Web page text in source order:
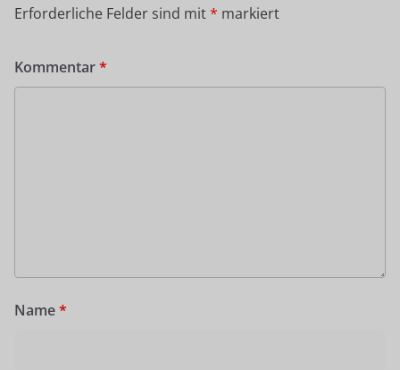
Erforderliche Felder sind mit* markiert
Kommentar*
Name*